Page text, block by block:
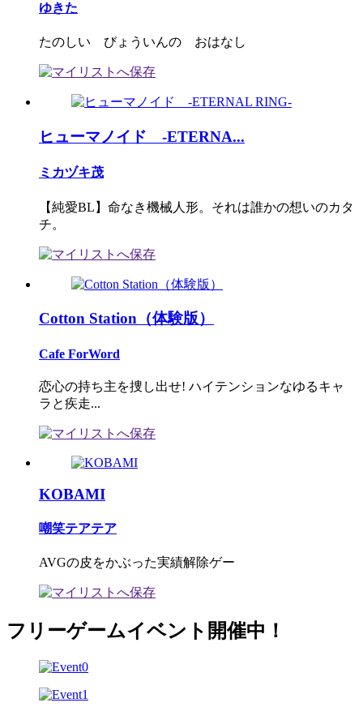
ゆきた
たのしい びょういんの おはなし
ヒューマノイド -ETERNA...
ミカヅキ茂
【純愛BL】命なき機械人形。それは誰かの想いのカタ
チ。
Cotton Station（体験版）
Cafe ForWord
恋心の持ち主を捜し出せ! ハイテンションなゆるキャ
ラと疾走...
KOBAMI
嘲笑テアテア
AVGの皮をかぶった実績解除ゲー
フリーゲームイベント開催中！